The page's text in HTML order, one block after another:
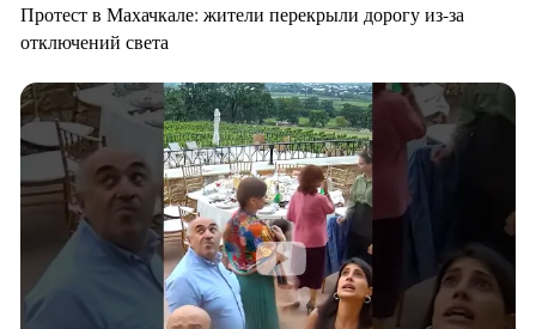
Протест в Махачкале: жители перекрыли дорогу из-за
отключений света